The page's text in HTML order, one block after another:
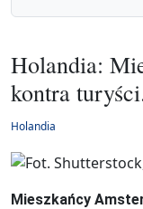
Holandia:
kontra
Holandia
Mieszkańcy